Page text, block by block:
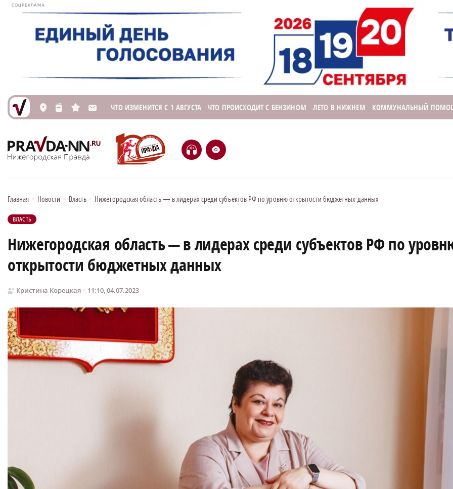
СОЦРЕКЛАМА
L n s M ЧТО ИЗМЕНИТСЯ С 1 АВГУСТА ЧТО ПРОИСХОДИТ С БЕНЗИНОМ ЛЕТО В НИЖНЕМ КОММУНАЛЬНЫЙ
H e
Главная • Новости • Власть • Нижегородская область — в лидерах среди субъектов РФ по уровню открытости бюджетных данных
ВЛАСТЬ
Нижегородская область — в лидерах среди субъектов РФ по
открытости бюджетных данных
Кристина Корецкая 11:10, 04.07.2023